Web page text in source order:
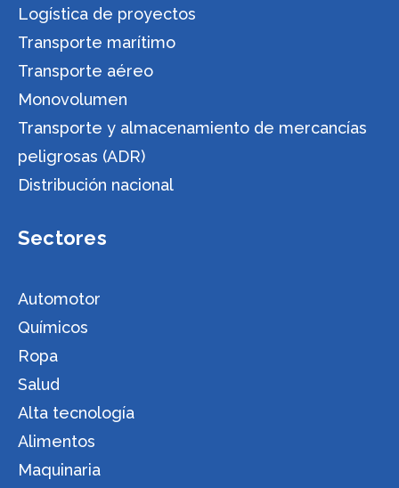
Logística de proyectos
Transporte marítimo
Transporte aéreo
Monovolumen
Transporte y almacenamiento de mercancías
peligrosas (ADR)
Distribución nacional
Sectores
Automotor
Químicos
Ropa
Salud
Alta tecnología
Alimentos
Maquinaria